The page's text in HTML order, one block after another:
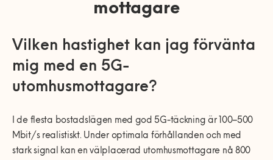
mottagare
Vilken hastighet kan jag förvänta
mig med en 5G-
utomhusmottagare?
I de flesta bostadslägen med god 5G-täckning är 100–500
Mbit/s realistiskt. Under optimala förhållanden och med
stark signal kan en välplacerad utomhusmottagare nå 800